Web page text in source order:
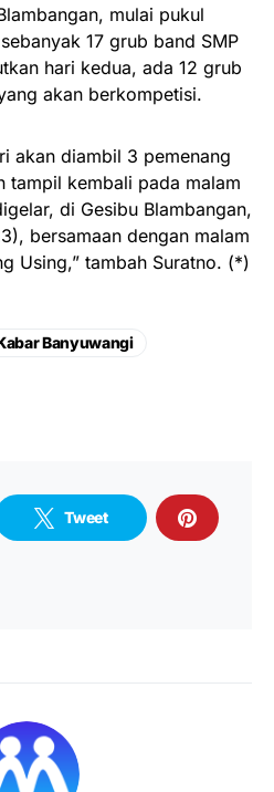
mulai pukul
17 grub band SMP
hari kedua, ada 12 grub
akan berkompetisi.
akan diambil 3 pemenang
tampil kembali pada malam
di Gesibu Blambangan,
bersamaan dengan malam
Using,” tambah Suratno. (*)
Banyuwangi
Tweet